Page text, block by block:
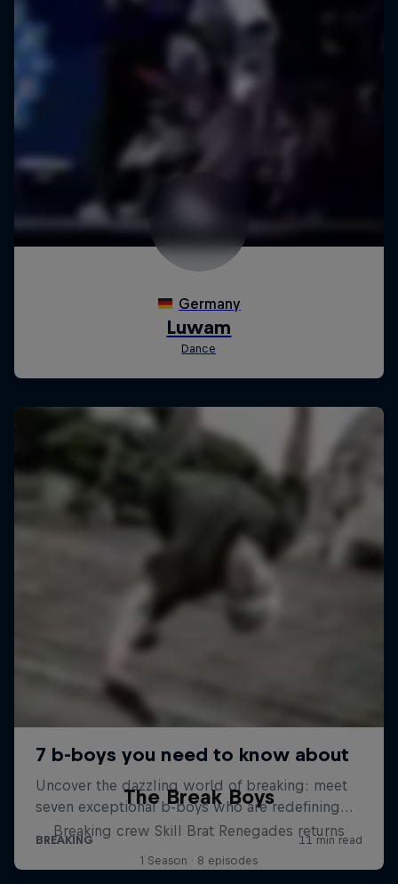
The Break Boys
Breaking crew Skill Brat Renegades returns
1 Season · 8 episodes